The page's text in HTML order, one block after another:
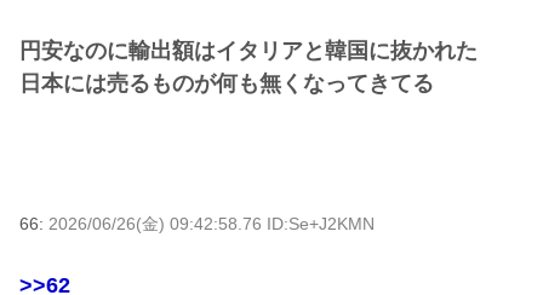
円安なのに輸出額はイタリアと韓国に抜かれた
日本には売るものが何も無くなってきてる
66: 2026/06/26(金) 09:42:58.76 ID:Se+J2KMN
>>62